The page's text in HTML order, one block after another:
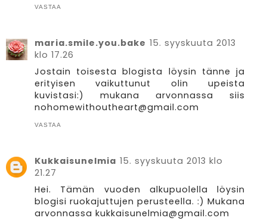
VASTAA
maria.smile.you.bake 15. syyskuuta 2013
klo 17.26
Jostain toisesta blogista löysin tänne ja
erityisen vaikuttunut olin upeista
kuvistasi:) mukana arvonnassa siis
nohomewithoutheart@gmail.com
VASTAA
Kukkaisunelmia 15. syyskuuta 2013 klo
21.27
Hei. Tämän vuoden alkupuolella löysin
blogisi ruokajuttujen perusteella. :) Mukana
arvonnassa kukkaisunelmia@gmail.com